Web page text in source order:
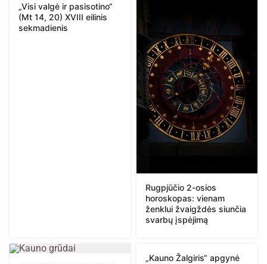
„Visi valgė ir pasisotino“
(Mt 14, 20) XVIII eilinis
sekmadienis
Rugpjūčio 2-osios
horoskopas: vienam
ženklui žvaigždės siunčia
svarbų įspėjimą
„Kauno Žalgiris“ apgynė